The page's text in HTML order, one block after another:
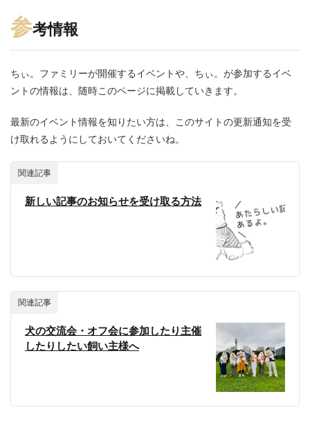
参考情報
ちぃ。ファミリーが開催するイベントや、ちぃ。が参加するイベ
ントの情報は、随時このページに掲載していきます。
最新のイベント情報を知りたい方は、このサイトの更新通知を受
け取れるようにしておいてくださいね。
関連記事
新しい記事のお知らせを受け取る方法
関連記事
犬の交流会・オフ会に参加したり主催
したりしたい飼い主様へ